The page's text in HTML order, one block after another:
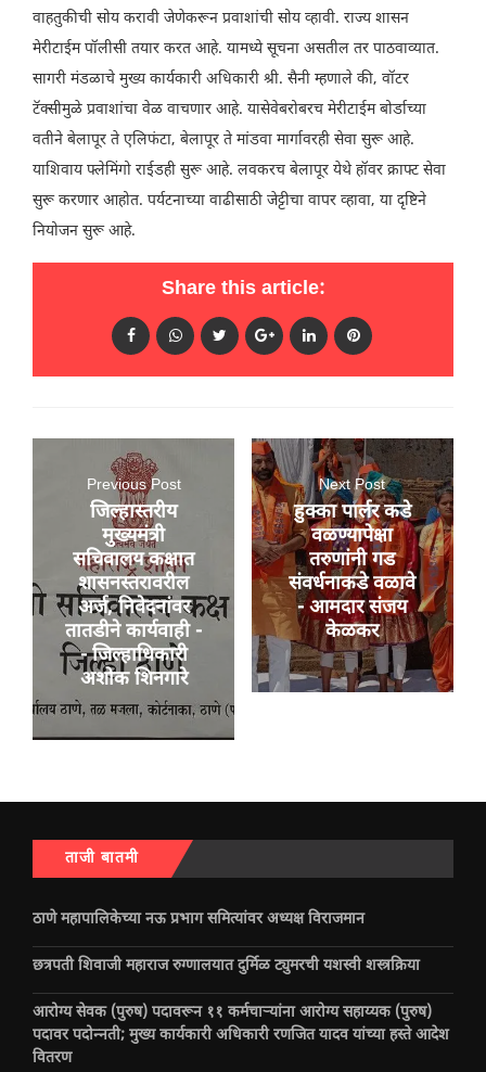
वाहतुकीची सोय करावी जेणेकरून प्रवाशांची सोय व्हावी. राज्य शासन
मेरीटाईम पॉलीसी तयार करत आहे. यामध्ये सूचना असतील तर पाठवाव्यात.
सागरी मंडळाचे मुख्य कार्यकारी अधिकारी श्री. सैनी म्हणाले की, वॉटर
टॅक्सीमुळे प्रवाशांचा वेळ वाचणार आहे. यासेवेबरोबरच मेरीटाईम बोर्डाच्या
वतीने बेलापूर ते एलिफंटा, बेलापूर ते मांडवा मार्गावरही सेवा सुरू आहे.
याशिवाय फ्लेमिंगो राईडही सुरू आहे. लवकरच बेलापूर येथे हॉवर क्राफ्ट सेवा
सुरू करणार आहोत. पर्यटनाच्या वाढीसाठी जेट्टीचा वापर व्हावा, या दृष्टिने
नियोजन सुरू आहे.
Share this article:
Previous Post
जिल्हास्तरीय
मुख्यमंत्री
सचिवालय कक्षात
शासनस्तरावरील
अर्ज, निवेदनांवर
तातडीने कार्यवाही -
- जिल्हाधिकारी
अशोक शिनगारे
Next Post
हुक्का पार्लर कडे
वळण्यापेक्षा
तरुणांनी गड
संवर्धनाकडे वळावे
- आमदार संजय
केळकर
ताजी बातमी
ठाणे महापालिकेच्या नऊ प्रभाग समित्यांवर अध्यक्ष विराजमान
छत्रपती शिवाजी महाराज रुग्णालयात दुर्मिळ ट्युमरची यशस्वी शस्त्रक्रिया
आरोग्य सेवक (पुरुष) पदावरून ११ कर्मचाऱ्यांना आरोग्य सहाय्यक (पुरुष)
पदावर पदोन्नती; मुख्य कार्यकारी अधिकारी रणजित यादव यांच्या हस्ते आदेश
वितरण